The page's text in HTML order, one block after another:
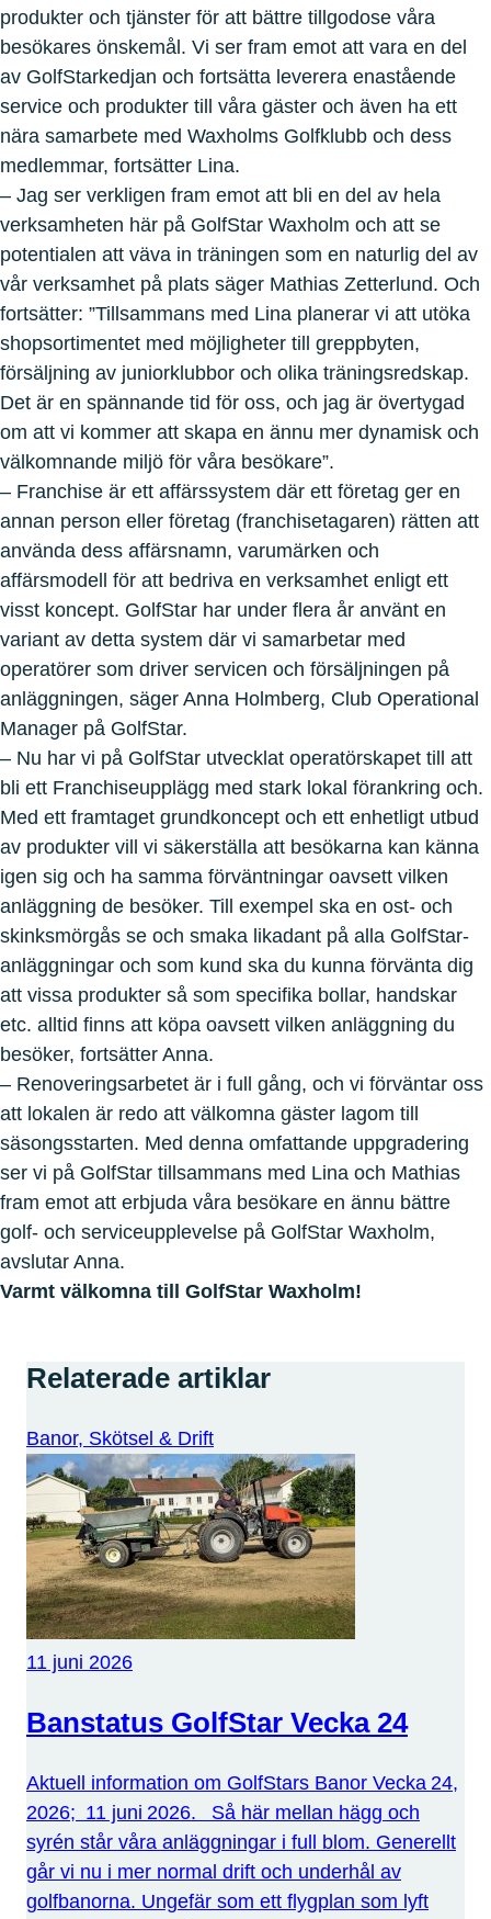
produkter och tjänster för att bättre tillgodose våra
besökares önskemål. Vi ser fram emot att vara en del
av GolfStarkedjan och fortsätta leverera enastående
service och produkter till våra gäster och även ha ett
nära samarbete med Waxholms Golfklubb och dess
medlemmar, fortsätter Lina.
– Jag ser verkligen fram emot att bli en del av hela
verksamheten här på GolfStar Waxholm och att se
potentialen att väva in träningen som en naturlig del av
vår verksamhet på plats säger Mathias Zetterlund. Och
fortsätter: ”Tillsammans med Lina planerar vi att utöka
shopsortimentet med möjligheter till greppbyten,
försäljning av juniorklubbor och olika träningsredskap.
Det är en spännande tid för oss, och jag är övertygad
om att vi kommer att skapa en ännu mer dynamisk och
välkomnande miljö för våra besökare”.
– Franchise är ett affärssystem där ett företag ger en
annan person eller företag (franchisetagaren) rätten att
använda dess affärsnamn, varumärken och
affärsmodell för att bedriva en verksamhet enligt ett
visst koncept. GolfStar har under flera år använt en
variant av detta system där vi samarbetar med
operatörer som driver servicen och försäljningen på
anläggningen, säger Anna Holmberg, Club Operational
Manager på GolfStar.
– Nu har vi på GolfStar utvecklat operatörskapet till att
bli ett Franchiseupplägg med stark lokal förankring och.
Med ett framtaget grundkoncept och ett enhetligt utbud
av produkter vill vi säkerställa att besökarna kan känna
igen sig och ha samma förväntningar oavsett vilken
anläggning de besöker. Till exempel ska en ost- och
skinksmörgås se och smaka likadant på alla GolfStar-
anläggningar och som kund ska du kunna förvänta dig
att vissa produkter så som specifika bollar, handskar
etc. alltid finns att köpa oavsett vilken anläggning du
besöker, fortsätter Anna.
– Renoveringsarbetet är i full gång, och vi förväntar oss
att lokalen är redo att välkomna gäster lagom till
säsongsstarten. Med denna omfattande uppgradering
ser vi på GolfStar tillsammans med Lina och Mathias
fram emot att erbjuda våra besökare en ännu bättre
golf- och serviceupplevelse på GolfStar Waxholm,
avslutar Anna.
Varmt välkomna till GolfStar Waxholm!
Relaterade artiklar
Banor, Skötsel & Drift
11 juni 2026
Banstatus GolfStar Vecka 24
Aktuell information om GolfStars Banor Vecka 24,
2026; 11 juni 2026. Så här mellan hägg och
syrén står våra anläggningar i full blom. Generellt
går vi nu i mer normal drift och underhål av
golfbanorna. Ungefär som ett flygplan som lyft